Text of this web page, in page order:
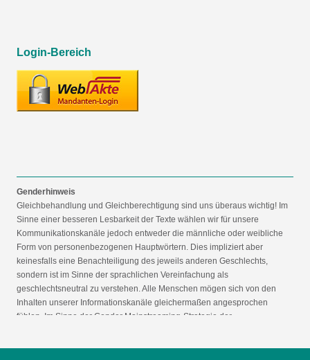
Login-Bereich
Genderhinweis
Gleichbehandlung und Gleichberechtigung sind uns überaus wichtig! Im
Sinne einer besseren Lesbarkeit der Texte wählen wir für unsere
Kommunikationskanäle jedoch entweder die männliche oder weibliche
Form von personenbezogenen Hauptwörtern. Dies impliziert aber
keinesfalls eine Benachteiligung des jeweils anderen Geschlechts,
sondern ist im Sinne der sprachlichen Vereinfachung als
geschlechtsneutral zu verstehen. Alle Menschen mögen sich von den
Inhalten unserer Informationskanäle gleichermaßen angesprochen
fühlen. Im Sinne der Gender Mainstreaming-Strategie der